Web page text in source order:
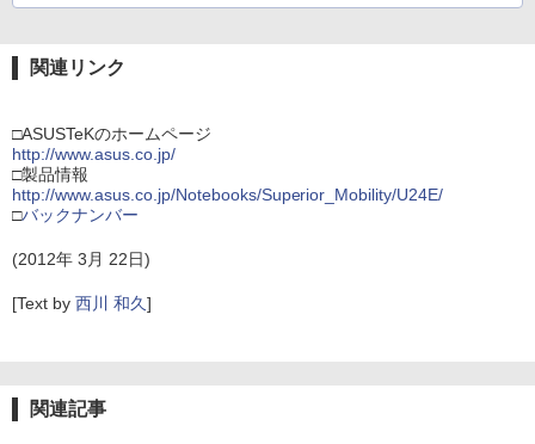
関連リンク
□ASUSTeKのホームページ
http://www.asus.co.jp/
□製品情報
http://www.asus.co.jp/Notebooks/Superior_Mobility/U24E/
□バックナンバー
(2012年 3月 22日)
[Text by 西川 和久]
関連記事